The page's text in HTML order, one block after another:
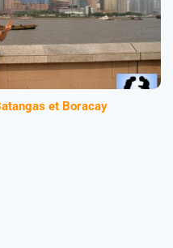
et Boracay